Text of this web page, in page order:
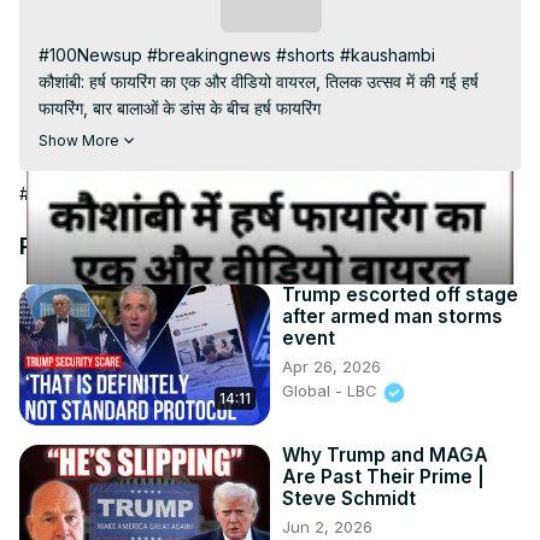
Video
#100Newsup #breakingnews #shorts #kaushambi
कौशांबी: हर्ष फायरिंग का एक और वीडियो वायरल, तिलक उत्सव में की गई हर्ष
फायरिंग, बार बालाओं के डांस के बीच हर्ष फायरिंग
Subscribe My channel:
3dyBWQ2A1jSDFQ?sub_confirmation=1
Visit to 100 News Website: https://100newsup.com/
Follow us on Facebook:
https://www.facebook.com/100newslive/
Follow us on Twitter: https://twitter.com/100_newslive?
t=oD_i01ipLnAmAhwNy01u0Q&s=09
Follow us on Pinterest:
https://in.pinterest.com/100newsup/
Subscribe on Telegram: https://t.me/news100up
Show More
#News
Recommended Videos
14:11
Trump escorted off stage
after armed man storms
event
Apr 26, 2026
Global - LBC
Why Trump and MAGA
Are Past Their Prime |
Steve Schmidt
Jun 2, 2026